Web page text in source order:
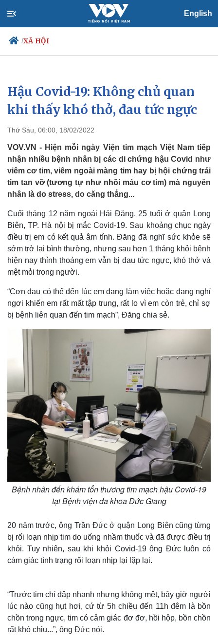
English
/XÃ HỘI
Chính trị
Đảng
Tổ chức nhân sự
Nhận diện sự thật
Xã hội
Tin 24h
Dự báo thời tiết
Việc làm
Biển đảo
Hậu Covid-19: Không chủ quan
khi thấy khó thở, đau tức ngực
Thứ Sáu, 06:00, 18/02/2022
VOV.VN - Hiện mỗi ngày Viện tim mạch Việt Nam tiếp
nhận nhiều bệnh nhân bị các di chứng hậu Covid như
viêm cơ tim, viêm ngoài màng tim hay bị hội chứng trái
tim tan vỡ (tương tự như nhồi máu cơ tim) mà nguyên
nhân là do stress, do căng thẳng...
Cuối tháng 12 năm ngoái Hải Đăng, 25 tuổi ở quận Long
Biên, TP. Hà nội bị mắc Covid-19. Sau khoảng chục ngày
điều trị em có kết quả âm tính. Đăng đã nghĩ sức khỏe sẽ
sớm trở lại bình thường, nhưng sau hơn 1 tháng khỏi bệnh
hiện nay thỉnh thoảng em vẫn bị đau tức ngực, khó thở và
mệt mỏi trong người.
“Cơn đau có thể đến lúc em đang làm việc hoặc đang nghỉ
ngơi khiến em rất mất tập trung, rất lo vì em còn trẻ, chỉ sợ
bị bệnh liên quan đến tim mạch”, Đăng chia sẻ.
Bệnh nhân đến khám tổn thương tim mạch hậu Covid-19
tại Bệnh viện đa khoa Đức Giang
20 năm trước, ông Trần Đức ở quận Long Biên cũng từng
bị rối loạn nhịp tim do uống nhầm thuốc và đã được điều trị
khỏi. Tuy nhiên, sau khi khỏi Covid-19 ông Đức luôn có
cảm giác tình trạng rối loạn nhịp lại lặp lại.
“Trước tim chỉ đập nhanh nhưng không mệt, bây giờ người
lúc nào cũng hụt hơi, cứ từ 5h chiều đến 11h đêm là bồn
chồn trong ngực, tim có cảm giác đơ đơ, hồi hộp, bồn chồn
rất khó chịu...”, ông Đức nói.